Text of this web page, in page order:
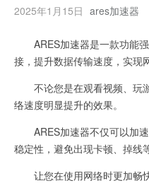
2025年1月15日 ares加速器
ARES加速器是一款功能强
接，提升数据传输速度，实现
不论您是在观看视频、玩
络速度明显提升的效果。
ARES加速器不仅可以加速
稳定性，避免出现卡顿、掉线
让您在使用网络时更加畅快